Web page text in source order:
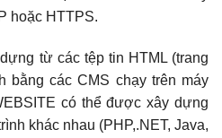
hoặc HTTPS.
từ các tệp tin HTML (trang
bằng các CMS chạy trên máy
có thể được xây dựng
khác nhau (PHP,.NET, Java,